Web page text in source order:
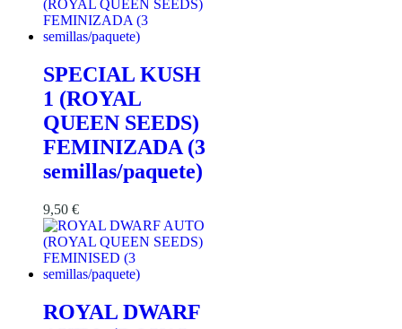
SPECIAL KUSH
1 (ROYAL
QUEEN SEEDS)
FEMINIZADA (3
semillas/paquete)
9,50 €
ROYAL DWARF